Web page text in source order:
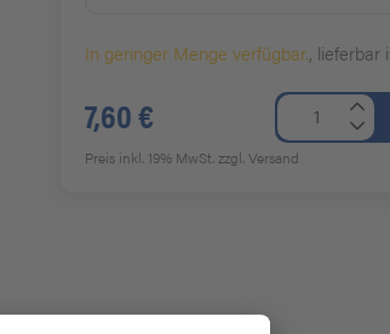
In geringer Menge verfügbar., lieferbar
7,60 €
Preis inkl. 19% MwSt.zzgl. Versand